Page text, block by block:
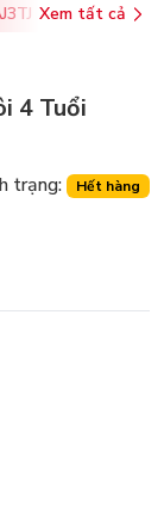
Xem tất cả
4 Tuổi
trạng: Hết hàng